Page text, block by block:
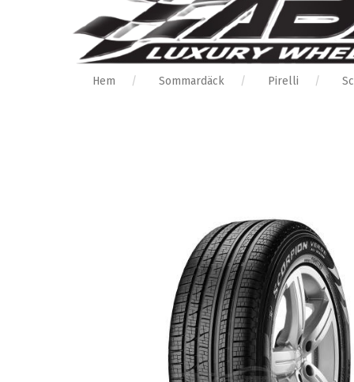
Hem Sommardäck Pirelli